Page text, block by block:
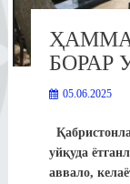
БОРАР
05.06.2025
уйқуда
аввало,